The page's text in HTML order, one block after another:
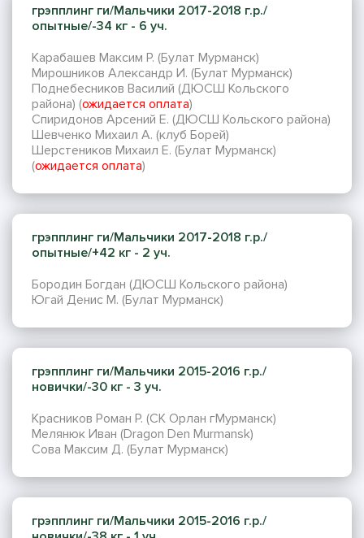
грэпплинг ги/Мальчики 2017-2018 г.р./
опытные/-34 кг - 6 уч.
Карабашев Максим Р. (Булат Мурманск)
Мирошников Александр И. (Булат Мурманск)
Поднебесников Василий (ДЮСШ Кольского
района) (ожидается оплата)
Спиридонов Арсений Е. (ДЮСШ Кольского района)
Шевченко Михаил А. (клуб Борей)
Шерстеников Михаил Е. (Булат Мурманск)
(ожидается оплата)
грэпплинг ги/Мальчики 2017-2018 г.р./
опытные/+42 кг - 2 уч.
Бородин Богдан (ДЮСШ Кольского района)
Югай Денис М. (Булат Мурманск)
грэпплинг ги/Мальчики 2015-2016 г.р./
новички/-30 кг - 3 уч.
Красников Роман Р. (СК Орлан гМурманск)
Мелянюк Иван (Dragon Den Murmansk)
Сова Максим Д. (Булат Мурманск)
грэпплинг ги/Мальчики 2015-2016 г.р./